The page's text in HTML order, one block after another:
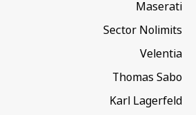
Maserati
Sector Nolimits
Velentia
Thomas Sabo
Karl Lagerfeld